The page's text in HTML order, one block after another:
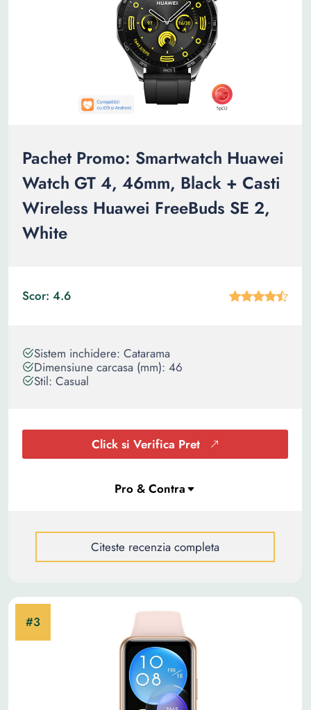
Pachet Promo: Smartwatch Huawei
Watch GT 4, 46mm, Black + Casti
Wireless Huawei FreeBuds SE 2,
White
Scor: 4.6
Sistem inchidere: Catarama
Dimensiune carcasa (mm): 46
Stil: Casual
Click si Verifica Pret
Citeste recenzia completa